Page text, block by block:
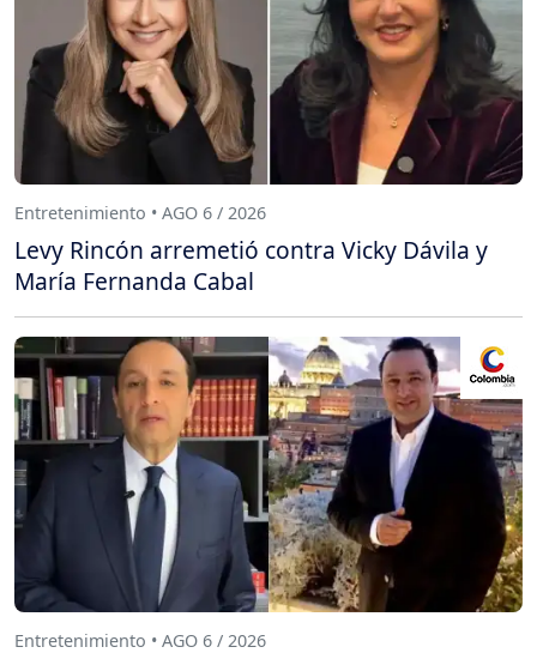
Entretenimiento • AGO 6 / 2026
Levy Rincón arremetió contra Vicky Dávila y
María Fernanda Cabal
Entretenimiento • AGO 6 / 2026